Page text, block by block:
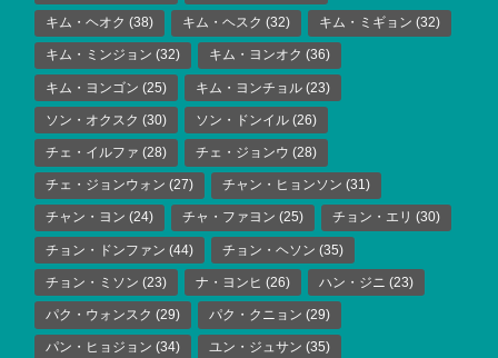
キム・ヘオク (38) キム・ヘスク (32) キム・ミギョン (32)
キム・ミンジョン (32) キム・ヨンオク (36)
キム・ヨンゴン (25) キム・ヨンチョル (23)
ソン・オクスク (30) ソン・ドンイル (26)
チェ・イルファ (28) チェ・ジョンウ (28)
チェ・ジョンウォン (27) チャン・ヒョンソン (31)
チャン・ヨン (24) チャ・ファヨン (25) チョン・エリ (30)
チョン・ドンファン (44) チョン・ヘソン (35)
チョン・ミソン (23) ナ・ヨンヒ (26) ハン・ジニ (23)
パク・ウォンスク (29) パク・クニョン (29)
パン・ヒョジョン (34) ユン・ジュサン (35)